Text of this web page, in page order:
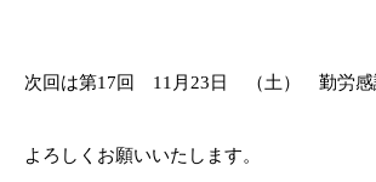
次回は第17回 11月23日 （土） 勤労感
よろしくお願いいたします。